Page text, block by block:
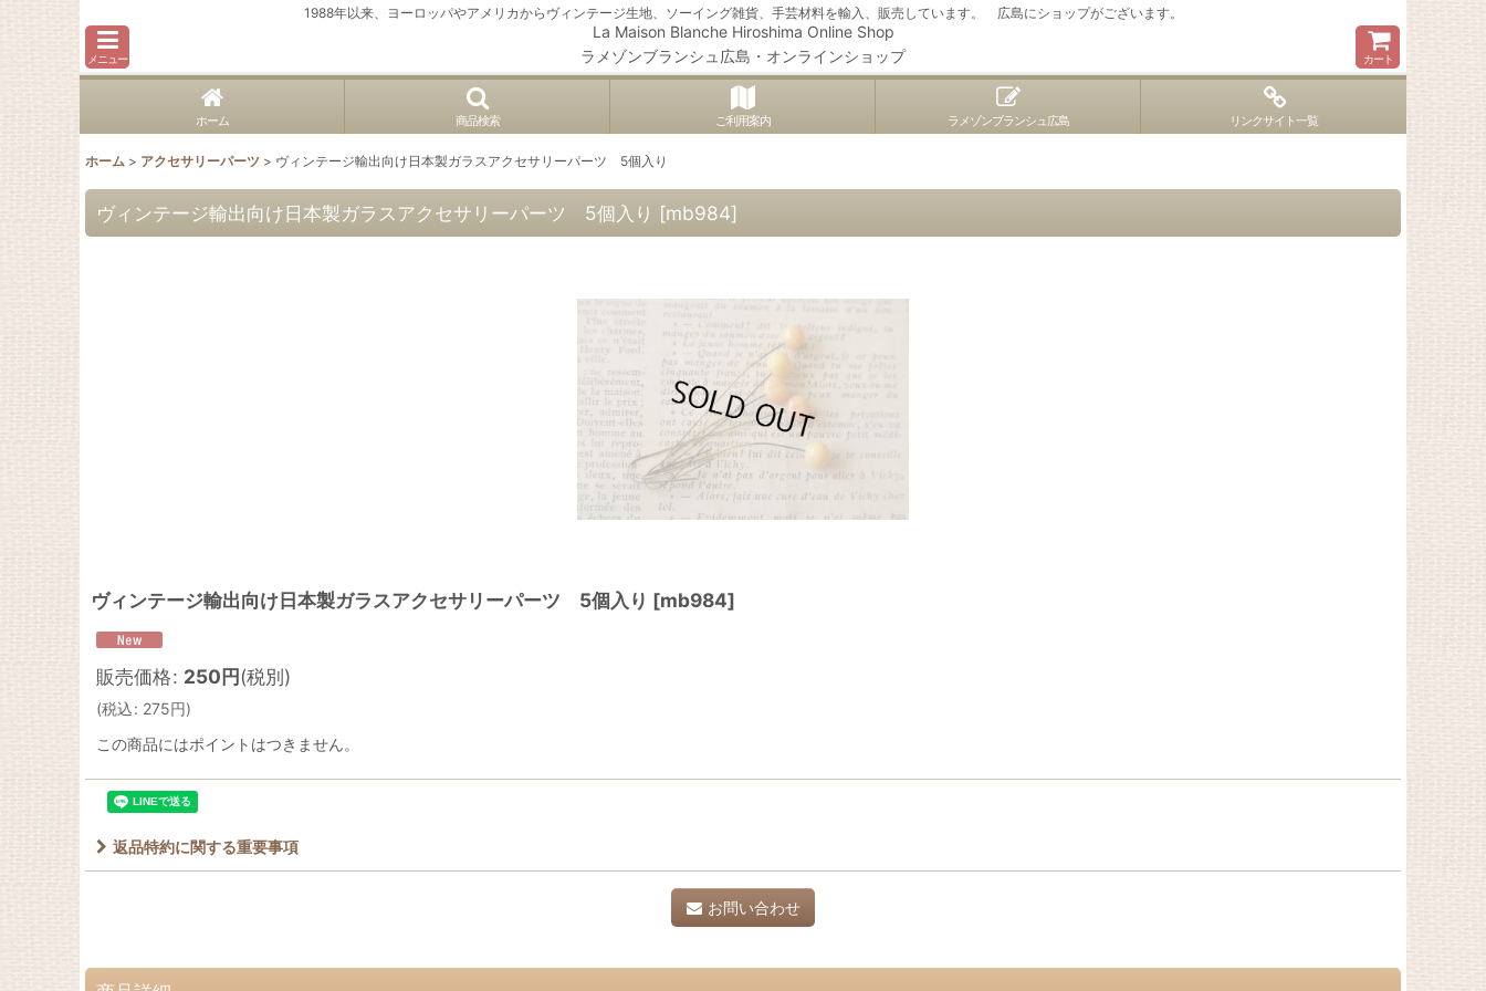
1988年以来、ヨーロッパやアメリカからヴィンテージ生地、ソーイング雑貨、手芸材料を輸入、販売しています。 広島にショップがございます。
メニュー
La Maison Blanche Hiroshima Online Shop
ラメゾンブランシュ広島・オンラインショップ
カート
ホーム 商品検索 ご利用案内 ラメゾンブランシュ広島 リンクサイト一覧
ホーム > アクセサリーパーツ > ヴィンテージ輸出向け日本製ガラスアクセサリーパーツ 5個入り
ヴィンテージ輸出向け日本製ガラスアクセサリーパーツ 5個入り [mb984]
ヴィンテージ輸出向け日本製ガラスアクセサリーパーツ 5個入り [mb984]
販売価格: 250円(税別)
(税込: 275円)
この商品にはポイントはつきません。
返品特約に関する重要事項
お問い合わせ